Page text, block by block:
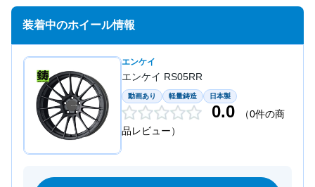
装着中のホイール情報
エンケイ
エンケイ RS05RR
動画あり 軽量鋳造 日本製
0.0
（0件の商
品レビュー）